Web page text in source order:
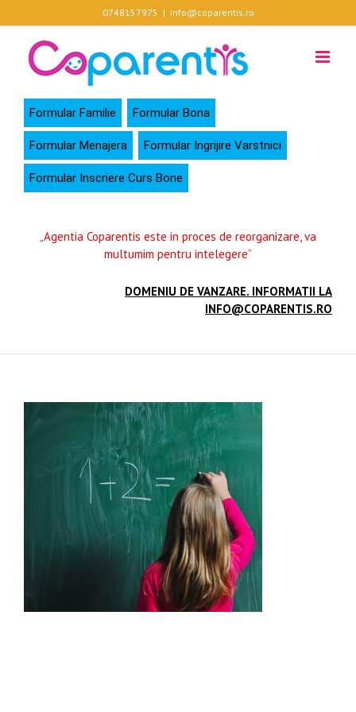
to
content
0748157975 | info@coparentis.ro
Formular Familie Formular Bona
Formular Menajera Formular Ingrijire Varstnici
Formular Inscriere Curs Bone
„Agentia Coparentis este in proces de reorganizare, va
multumim pentru intelegere”
DOMENIU DE VANZARE. INFORMATII LA
INFO@COPARENTIS.RO